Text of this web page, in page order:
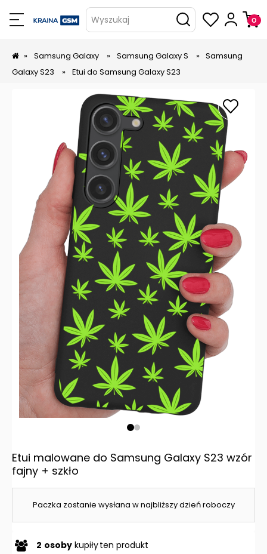
Wyszukaj
» Samsung Galaxy » Samsung Galaxy S » Samsung
Galaxy S23
» Etui do Samsung Galaxy S23
Paczka zostanie wysłana w najbliższy dzień roboczy
Etui malowane do Samsung Galaxy S23 wzór
fajny + szkło
2 osoby kupiłyten produkt